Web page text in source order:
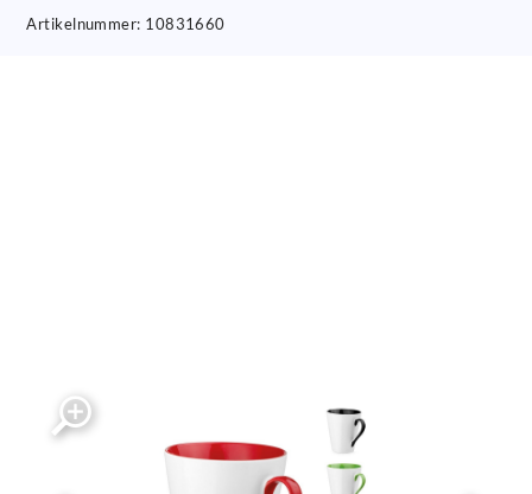
Artikelnummer: 10831660